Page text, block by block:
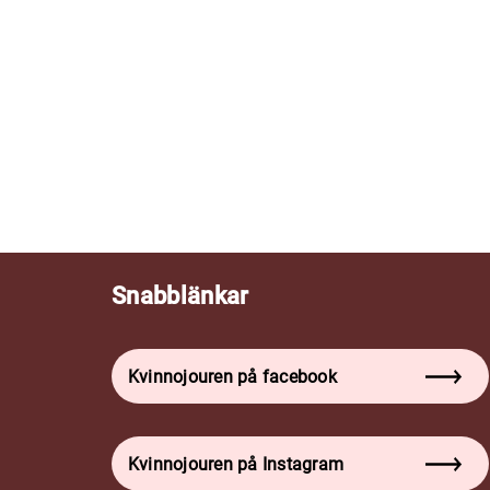
Snabblänkar
Kvinnojouren på facebook
Kvinnojouren på Instagram